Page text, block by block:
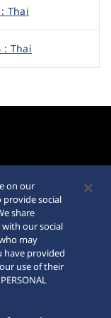
Thai
: Thai
กับการซื้อ
เตอร์เนท
on our
provide social
share
our social
may
provided
use of their